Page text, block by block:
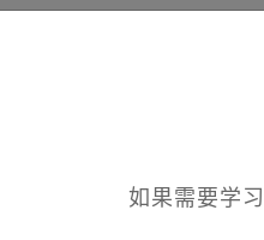
如果需要学